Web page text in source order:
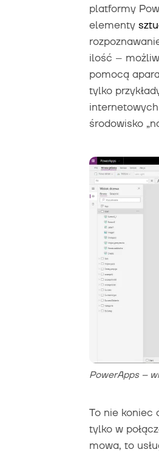
platformy
elementy
ilość –
pomocą
tylko
środowisko
PowerApps –
To nie koniec
tylko w
mowa, to